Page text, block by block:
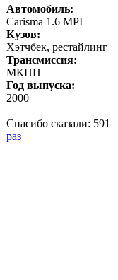
Автомобиль:
Carisma 1.6 MPI
Кузов:
Хэтчбек, рестайлинг
Трансмиссия:
МКПП
Год выпуска:
2000
Спасибо сказали: 591
раз